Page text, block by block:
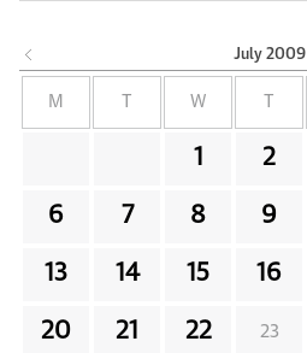
July 2009
M W
1 2
6 7 8 9
13 14 15 16
20 21 22 23